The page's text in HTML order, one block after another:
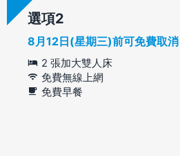
選項
8月12日(星期三)前可免費取消
2 張加大雙人床
免費無線上網
免費早餐